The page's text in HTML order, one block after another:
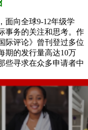
面向全球9-12年级学
事务的关注和思考。作
际评论》曾刊登过多位
期的发行量高达10万
些寻求在众多申请者中